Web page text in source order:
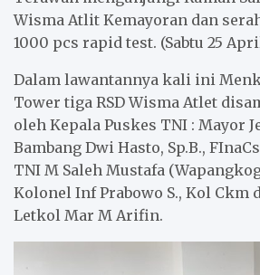
Wisma Atlit Kemayoran dan
1000 pcs rapid test. (Sabtu 25
Dalam lawantannya kali ini
Tower tiga RSD Wisma Atlet
oleh Kepala Puskes TNI : Mayor
Bambang Dwi Hasto, Sp.B.,
TNI M Saleh Mustafa
Kolonel Inf Prabowo S., Kol Ckm
Letkol Mar M Arifin.